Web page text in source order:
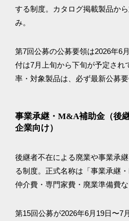
する制度。カタログ掲載製品か
み。
第7回公募の公募要領は2026年6
付は7月上旬から下旬が予定され
率・対象製品は、必ず最新公募要
事業承継・M&A補助金（後
企業向け）
後継者不在による廃業や事業承
る制度。正式名称は「事業承継
仲介費・専門家費・廃業準備費な
第15回公募が2026年6月19日〜7